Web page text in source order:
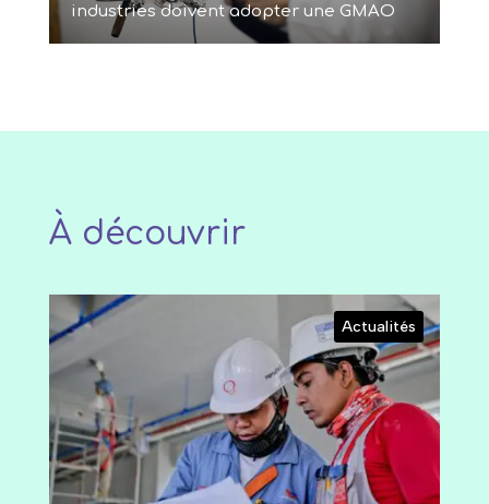
industries doivent adopter une GMAO
À découvrir
Actualités